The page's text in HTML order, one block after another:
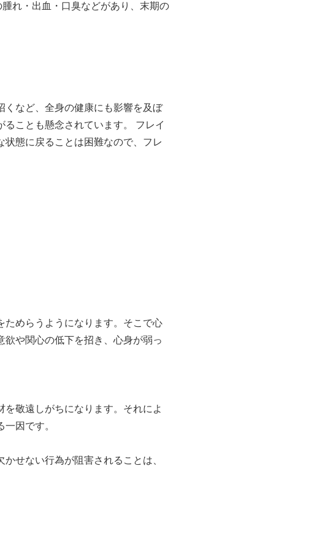
れ・出血・口臭などがあり、末期の
くなど、全身の健康にも影響を及ぼ
ことも懸念されています。 フレイ
態に戻ることは困難なので、フレ
ためらうようになります。そこで心
や関心の低下を招き、心身が弱っ
敬遠しがちになります。それによ
因です。
せない行為が阻害されることは、